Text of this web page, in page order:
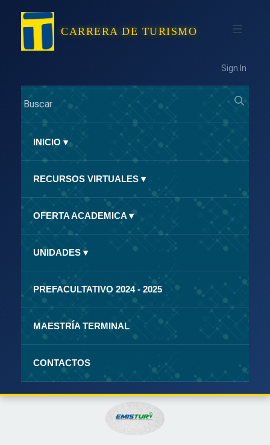
CARRERA DE TURISMO
Sign In
INICIO ▾
RECURSOS VIRTUALES ▾
OFERTA ACADEMICA ▾
UNIDADES ▾
PREFACULTATIVO 2024 - 2025
MAESTRÍA TERMINAL
CONTACTOS